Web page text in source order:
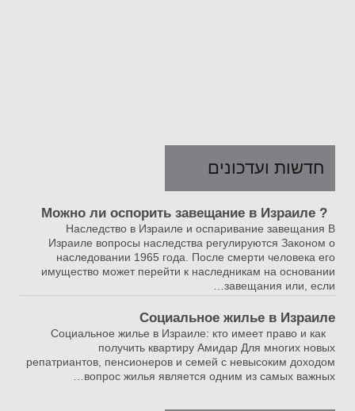
חדשות ועדכונים
? Можно ли оспорить завещание в Израиле
Наследство в Израиле и оспаривание завещания В
Израиле вопросы наследства регулируются Законом о
наследовании 1965 года. После смерти человека его
имущество может перейти к наследникам на основании
завещания или, если…
Социальное жилье в Израиле
Социальное жилье в Израиле: кто имеет право и как
получить квартиру Амидар Для многих новых
репатриантов, пенсионеров и семей с невысоким доходом
вопрос жилья является одним из самых важных…